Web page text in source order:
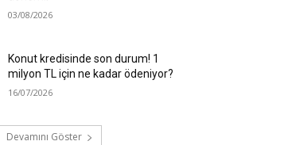
03/08/2026
Konut kredisinde son durum! 1
milyon TL için ne kadar ödeniyor?
16/07/2026
Devamını Göster